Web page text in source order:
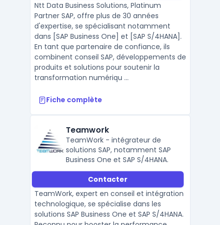
Ntt Data Business Solutions, Platinum
Partner SAP, offre plus de 30 années
d'expertise, se spécialisant notamment
dans [SAP Business One] et [SAP S/4HANA].
En tant que partenaire de confiance, ils
combinent conseil SAP, développements de
produits et solutions pour soutenir la
transformation numériqu ...
Fiche complète
Teamwork
TeamWork - intégrateur de
solutions SAP, notamment SAP
Business One et SAP S/4HANA.
Contacter
TeamWork, expert en conseil et intégration
technologique, se spécialise dans les
solutions SAP Business One et SAP S/4HANA.